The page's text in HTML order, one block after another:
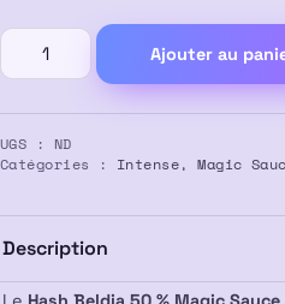
quantité
de
BELDIA
50%
MAGIC
Ajouter au
UGS : ND
Catégories : Intense,Magic
Description